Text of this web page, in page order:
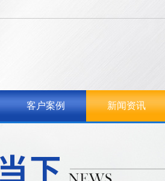
客户案例 新闻资讯